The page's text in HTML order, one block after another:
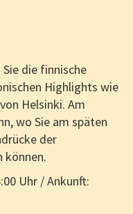
die finnische
Highlights wie
Helsinki. Am
wo Sie am späten
der
können.
Uhr / Ankunft: